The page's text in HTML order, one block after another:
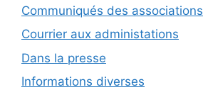
Communiqués des associations
Courrier aux administations
Dans la presse
Informations diverses